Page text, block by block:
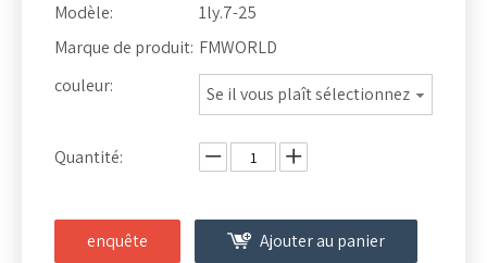
Modèle:
1ly.7-25
Marque de produit: FMWORLD
couleur:
Se il vous plaît sélectionnez
Quantité:
enquête Ajouter au panier